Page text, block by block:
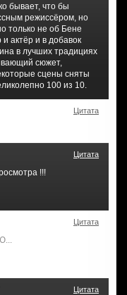
бывает, что бы
режиссёром, но
только не об Бене
актёр и в добавок
в лучших традициях
сюжет,
сцены сняты
100 из 10.
Цитата
Цитата
!!!
Цитата
Цитата